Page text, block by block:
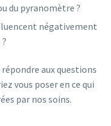
du pyranomètre ?
négativement
répondre aux questions
vous poser en ce qui
par nos soins.